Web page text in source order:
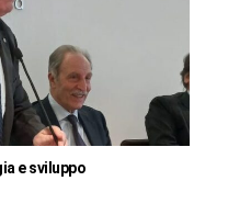
e sviluppo